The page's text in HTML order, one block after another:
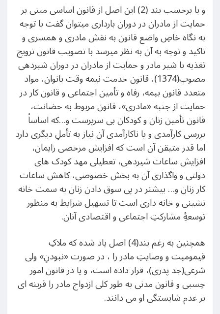
و یا برحسب بند (2) این اصل از قانون اساسی مبنی بر
حمایت از مادران در دوران بارداری میتوان گفت با توجه
به نگاه خاصِ واضع قانون به نقش مادری و همسری و
تاکید و توجه به آن به نظر میرسد با تصویب قانون ترویج
تغذیه با شیر مادر و حمایت از مادران در دوران شیردهی
مصوب(1374)، قانون خدمت نیمه وقت بانوان، مواد
متعدد قانون بیمه، رفاه و تأمین اجتماعی و قانون کار در
حمایت از جنبه «مادری»، قانون مربوط به حضانت،
قانون تأمین زنان و کودکان بی سرپرست و…که اساساً
بررسی کارآمدی و یا ناکارآمدی آن نیاز به تأملِ دیگری دارد
اما قدر متیقن آن است که افزایش مرخصی زایمان،
افزایش ساعات شیردهی، تعطیلی مهد کودک های
دولتی و واگذاری آن به بخش خصوصی، کاهش ساعات
کار زنان و… بیشتر در پی سوق دادن زنان به سمت خانه
نشینی و خانه داری است تا تسهیل شرایط به منظور
توسعۀِ مشارکتِ اجتماعی و اقتصادی آنان.
همچنین به رغم بند(4) اصل یاد شده که ملاکِ
قیمومیت و وصایتِ مادر را ، در صورت «نبودنِ» ولی
شرعی(جد پدری)، قرار داده است، و یا در قانون امور
حِسبی و قانون مدنی به طور کلی ازدواج مادر را قرینه ای
بر عدم شایستگی او می دانند.